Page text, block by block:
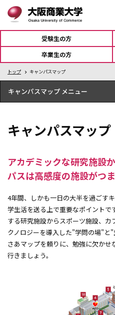
受験生の方
卒業生の方
トップ キャンパスマップ
キャンパスマップ
ユニバーシティホール蒼天
4号館
Ｓ-terrace(学生食堂)
5号館
6号館
キャンパスマップ
アカデミックな研究施設
パスは高感度の施設がつ
4年間、しかも一日の大半を過ごす
学生活を送る上で重要なポイント
する研究施設からスポーツ施設、カ
クノロジーを導入した"学問の場"と"
さあマップを頼りに、勉強に欠か
行きましょう。